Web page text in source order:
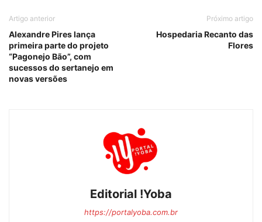
Artigo anterior
Alexandre Pires lança
primeira parte do projeto
“Pagonejo Bão”, com
sucessos do sertanejo em
novas versões
Próximo artigo
Hospedaria Recanto das
Flores
Editorial !Yoba
https://portalyoba.com.br